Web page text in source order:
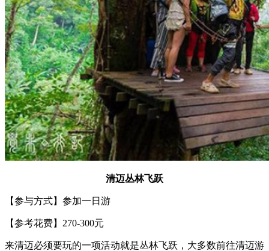
清迈丛林飞跃
【参与方式】参加一日游
【参考花费】270-300元
来清迈必须要玩的一项活动就是丛林飞跃，大多数前往清迈游